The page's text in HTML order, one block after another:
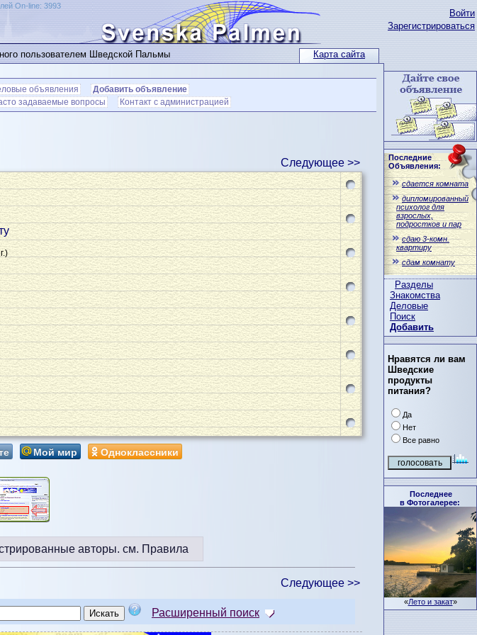
Карта сайта
Войти
Зарегистрироваться
Последние
Объявления:
сдается комната
дипломированный
психолог для
взрослых,
подростков и пар
сдаю 3-комн.
квартиру
сдам комнату
Разделы
Знакомства
Деловые
Поиск
Добавить
Нравятся ли вам
Шведские
продукты
питания?
Да
Нет
Все равно
Последнее
в Фотогалерее:
«Лето и закат»
On-line: 3993
пользователем Шведской Пальмы
объявления
Добавить объявление
задаваемые вопросы Контакт с администрацией
Следующее >>
Мой мир Одноклассники
авторы. см. Правила
Следующее >>
Расширенный поиск